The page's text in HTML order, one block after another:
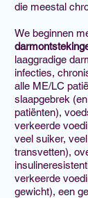
die meestal
We beginnen
laaggradige
infecties,
alle ME/LC
slaapgebrek
patiënten),
verkeerde
veel suiker,
transvetten),
verkeerde
gewicht), een